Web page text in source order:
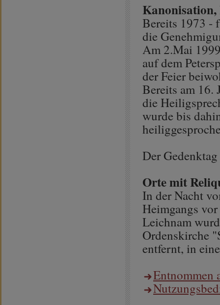
Bereits 1973 -
die
Am 2.Mai
auf dem
der Feier
Bereits am
die
wurde bis
Der
Orte mit
In der Nacht
Heimgangs
Leichnam
Ordenskirche
entfernt, in
Entnommen